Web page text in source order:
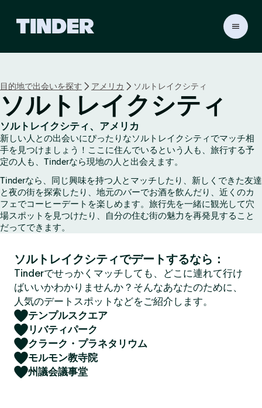
r
ー
ム
ペ
ー
ジ
目的地で出会いを探す アメリカ ソルトレイクシティ
ソルトレイクシティ
ソルトレイクシティ、アメリカ
新しい人との出会いにぴったりなソルトレイクシティでマッチ相
手を見つけましょう！ここに住んでいるという人も、旅行する予
定の人も、Tinderなら現地の人と出会えます。
Tinderなら、同じ興味を持つ人とマッチしたり、新しくできた友達
と夜の街を探索したり、地元のバーでお酒を飲んだり、近くのカ
フェでコーヒーデートを楽しめます。旅行先を一緒に観光して穴
場スポットを見つけたり、自分の住む街の魅力を再発見すること
だってできます。
ソルトレイクシティでデートするなら：
Tinderでせっかくマッチしても、どこに連れて行け
ばいいかわかりませんか？そんなあなたのために、
人気のデートスポットなどをご紹介します。
テンプルスクエア
リバティパーク
クラーク・プラネタリウム
モルモン教寺院
州議会議事堂